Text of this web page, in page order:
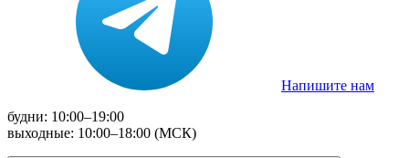
Напишите нам
будни: 10:00–19:00
выходные: 10:00–18:00 (МСК)